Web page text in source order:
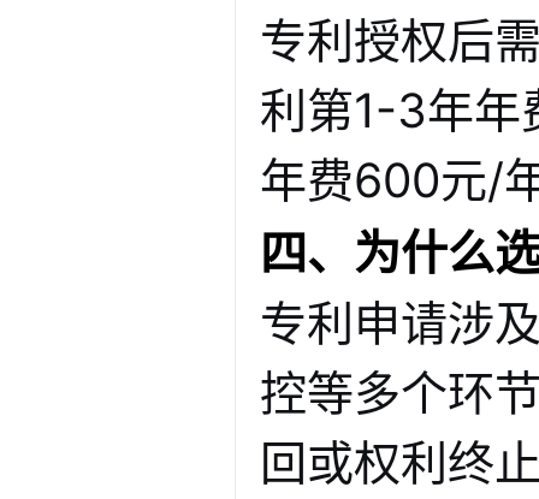
专利授权后
利第1-3年年
年费600元/
四、为什么
专利申请涉
控等多个环
回或权利终